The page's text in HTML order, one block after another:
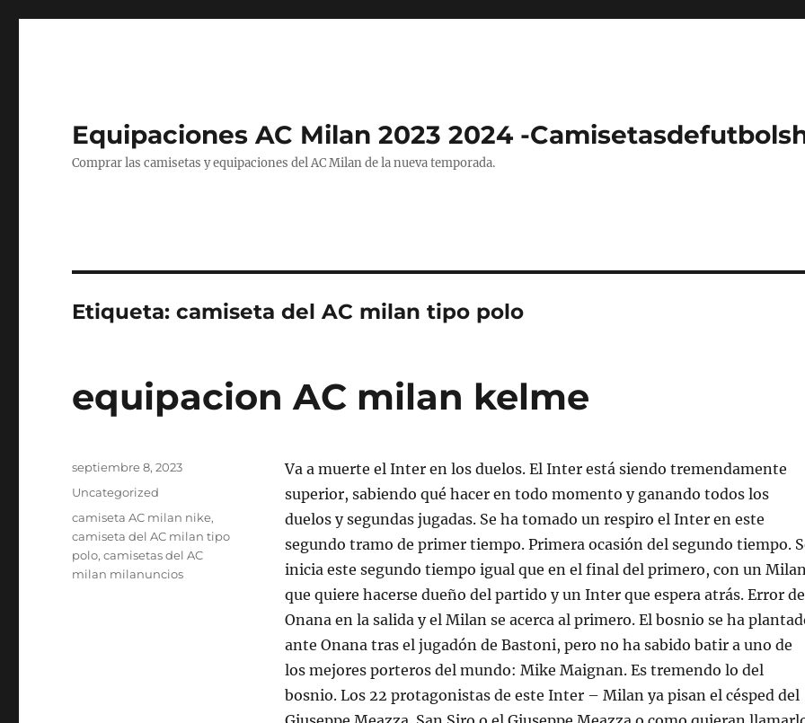
Equipaciones AC Milan 2023 2024 -
Comprar las camisetas y equipaciones del AC Milan de la nueva temporada.
Etiqueta:camiseta del AC milan tipo polo
equipacion AC milan kelme
Va a muerte el Inter en los duelos. El Inter está siendo tremendamente
superior, sabiendo qué hacer en todo momento y ganando todos los
duelos y segundas jugadas. Se ha tomado un respiro el Inter en este
segundo tramo de primer tiempo. Primera ocasión del segundo tiempo.
inicia este segundo tiempo igual que en el final del primero, con un
que quiere hacerse dueño del partido y un Inter que espera atrás. Error de
Onana en la salida y el Milan se acerca al primero. El bosnio se ha
ante Onana tras el jugadón de Bastoni, pero no ha sabido batir a uno de
los mejores porteros del mundo: Mike Maignan. Es tremendo lo del
bosnio. Los 22 protagonistas de este Inter – Milan ya pisan el césped del
Publicado
septiembre 8, 2023
Categorías
Uncategorized
Etiquetas
camiseta AC milan nike,
camiseta del AC milan tipo
polo,camisetas del AC
milan milanuncios